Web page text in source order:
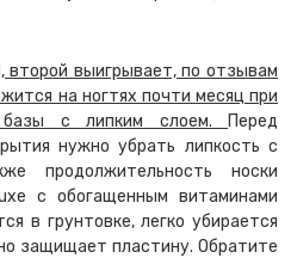
второй выигрывает, по отзывам
на ногтях почти месяц при
базы с липким слоем.
Перед
нужно убрать липкость с
продолжительность носки
с обогащенным витаминами
в грунтовке, легко убирается
защищает пластину. Обратите